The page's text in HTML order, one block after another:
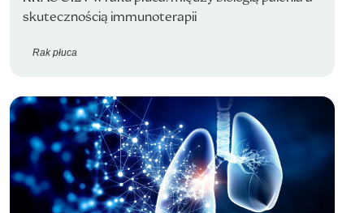
skutecznością immunoterapii
Rak płuca